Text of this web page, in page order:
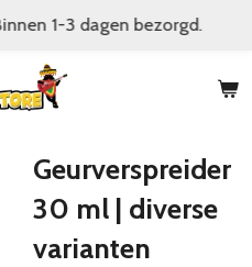
1-3 dagen bezorgd.
Geurverspreider
30 ml | diverse
varianten